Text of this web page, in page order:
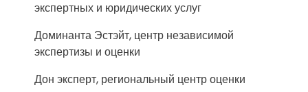
экспертных и юридических услуг
Доминанта Эстэйт, центр независимой
экспертизы и оценки
Дон эксперт, региональный центр оценки